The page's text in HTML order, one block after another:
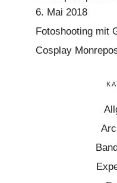
6. Mai 2018
Fotoshooting mit
Cosplay